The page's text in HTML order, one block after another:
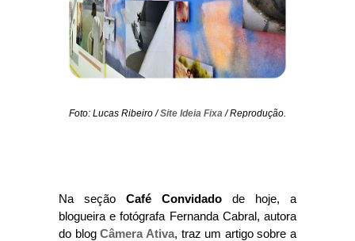
Foto: Lucas Ribeiro /Site Ideia Fixa/ Reprodução.
Na seção Café Convidado de hoje, a
blogueira e fotógrafa Fernanda Cabral, autora
do blogCâmera Ativa, traz um artigo sobre a